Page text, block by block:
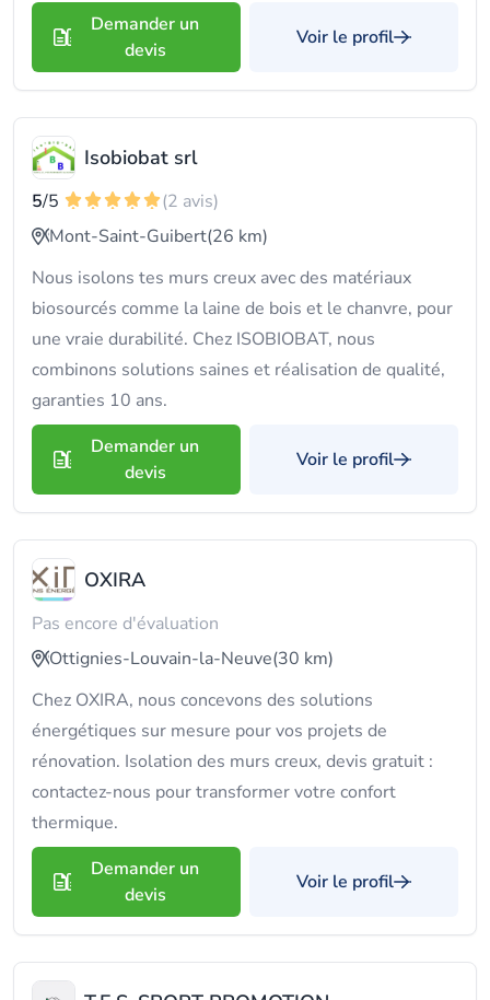
Demander un
devis
Voir le profil
Isobiobat srl
5/5
(2 avis)
Mont-Saint-Guibert(26 km)
Nous isolons tes murs creux avec des matériaux
biosourcés comme la laine de bois et le chanvre, pour
une vraie durabilité. Chez ISOBIOBAT, nous
combinons solutions saines et réalisation de qualité,
garanties 10 ans.
Demander un
devis
Voir le profil
OXIRA
Pas encore d'évaluation
Ottignies-Louvain-la-Neuve(30 km)
Chez OXIRA, nous concevons des solutions
énergétiques sur mesure pour vos projets de
rénovation. Isolation des murs creux, devis gratuit :
contactez-nous pour transformer votre confort
thermique.
Demander un
devis
Voir le profil